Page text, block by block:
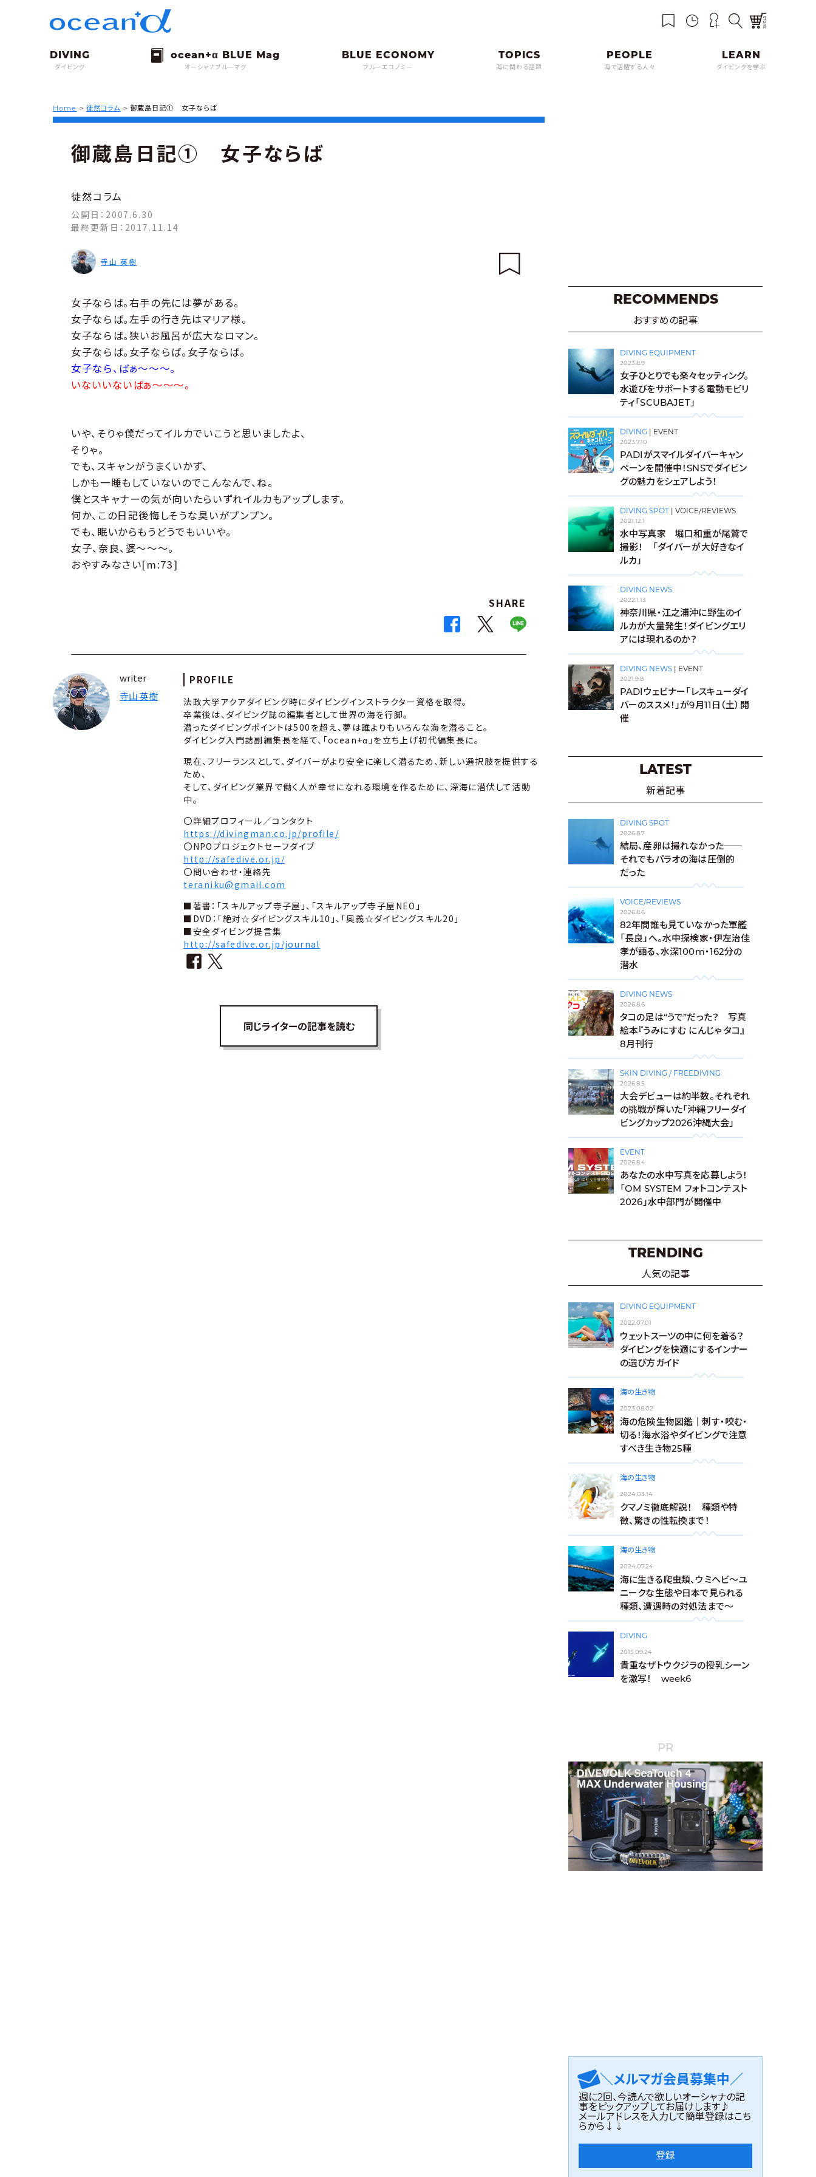
ダイビング オーシャナブルーマグ ブルーエコノミー 海に関わる話題 海で活躍する人々 ダイビングを学ぶ
Home > 徒然コラム > 御蔵島日記① 女子ならば
御蔵島日記① 女子ならば
徒然コラム
公開日： 2007.6.30
最終更新日： 2017.11.14
寺山 英樹
女子ならば。右手の先には夢がある。
女子ならば。左手の行き先はマリア様。
女子ならば。狭いお風呂が広大なロマン。
女子ならば。女子ならば。女子ならば。
女子なら、ばぁ〜〜〜。
いないいないばぁ〜〜〜。
いや、そりゃ僕だってイルカでいこうと思いましたよ、
そりゃ。
でも、スキャンがうまくいかず、
しかも一睡もしていないのでこんなんで、ね。
僕とスキャナーの気が向いたらいずれイルカもアップします。
何か、この日記後悔しそうな臭いがプンプン。
でも、眠いからもうどうでもいいや。
女子、奈良、婆〜〜〜。
おやすみなさい[m:73]
SHARE
writer
寺山 英樹
PROFILE
法政大学アクアダイビング時にダイビングインストラクター資格を取得。
卒業後は、ダイビング誌の編集者として世界の海を行脚。
潜ったダイビングポイントは500を超え、夢は誰よりもいろんな海を潜ること。
ダイビング入門誌副編集長を経て、「ocean+α」を立ち上げ初代編集長に。
現在、フリーランスとして、ダイバーがより安全に楽しく潜るため、新しい選択肢を提供する
ため、
そして、ダイビング業界で働く人が幸せになれる環境を作るために、深海に潜伏して活動
中。
〇詳細プロフィール／コンタクト
https://divingman.co.jp/profile/
〇NPOプロジェクトセーフダイブ
http://safedive.or.jp/
〇問い合わせ・連絡先
teraniku@gmail.com
■著書：「スキルアップ寺子屋」、「スキルアップ寺子屋NEO」
■DVD：「絶対☆ダイビングスキル10」、「奥義☆ダイビングスキル20」
■安全ダイビング提言集
http://safedive.or.jp/journal
同じライターの記事を読む
RECOMMENDS
おすすめの記事
DIVING EQUIPMENT
2023.8.9
女子ひとりでも楽々セッティング。
水遊びをサポートする電動モビリ
ティ「SCUBAJET」
DIVING | EVENT
2023.7.10
PADIがスマイルダイバーキャン
ペーンを開催中！SNSでダイビン
グの魅力をシェアしよう！
DIVING SPOT | VOICE/REVIEWS
2021.12.1
水中写真家 堀口和重が尾鷲で
撮影！ 「ダイバーが大好きなイ
ルカ」
DIVING NEWS
2022.1.13
神奈川県・江之浦沖に野生のイ
ルカが大量発生！ダイビングエリ
アには現れるのか？
DIVING NEWS | EVENT
2021.9.8
PADIウェビナー「レスキューダイ
バーのススメ！」が9月11日（土）開
催
LATEST
新着記事
DIVING SPOT
2026.8.7
結局、産卵は撮れなかった──
それでもパラオの海は圧倒的
だった
VOICE/REVIEWS
2026.8.6
82年間誰も見ていなかった軍艦
「長良」へ。水中探検家・伊左治佳
孝が語る、水深100m・162分の
潜水
DIVING NEWS
2026.8.6
タコの足は“うで”だった？ 写真
絵本『うみにすむ にんじゃ タコ』
8月刊行
SKIN DIVING / FREEDIVING
2026.8.5
大会デビューは約半数。それぞれ
の挑戦が輝いた「沖縄フリーダイ
ビングカップ2026沖縄大会」
EVENT
2026.8.4
あなたの水中写真を応募しよう！
「OM SYSTEM フォトコンテスト
2026」水中部門が開催中
TRENDING
人気の記事
DIVING EQUIPMENT
2022.07.01
ウェットスーツの中に何を着る？
ダイビングを快適にするインナー
の選び方ガイド
海の生き物
2023.08.02
海の危険生物図鑑｜刺す・咬む・
切る！海水浴やダイビングで注意
すべき生き物25種
海の生き物
2024.03.14
クマノミ徹底解説！ 種類や特
徴、驚きの性転換まで！
海の生き物
2024.07.24
海に生きる爬虫類、ウミヘビ～ユ
ニークな生態や日本で見られる
種類、遭遇時の対処法まで～
DIVING
2015.09.24
貴重なザトウクジラの授乳シーン
を激写！ week6
PR
＼メルマガ会員募集中／
週に2回、今読んで欲しいオーシャナの記
事をピックアップしてお届けします♪
メールアドレスを入力して簡単登録はこち
らから↓↓
登録